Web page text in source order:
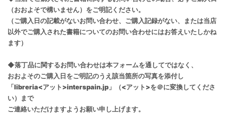
（おおよそで構いません）をご明記ください。
（ご購入日の記載がないお問い合わせ、ご購入記録がない、または当店
以外でご購入された書籍についてのお問い合わせにはお答えいたしかね
ます）
◆落丁品に関するお問い合わせは本フォームを通してではなく、
おおよそのご購入日をご明記のうえ該当箇所の写真を添付し
「libreria<アット>interspain.jp」（<アット>を＠に変換してくださ
い）まで
ご連絡いただけますようお願い申し上げます。